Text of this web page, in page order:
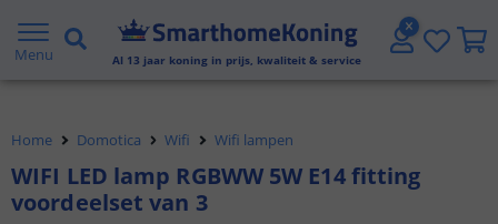
Menu Al 13 jaar koning in prijs, kwaliteit & service
Gratis verzending vanaf € 20,- NL en BE
Home Domotica Wifi Wifi lampen
WIFI LED lamp RGBWW 5W E14 fitting
voordeelset van 3